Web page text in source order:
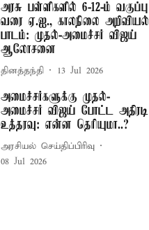
அரசு பள்ளிகளில் 6-12-ம் வகுப்பு
வரை ஏ.ஐ., காலநிலை அறிவியல்
பாடம்: முதல்-அமைச்சர் விஜய்
ஆலோசனை
தினத்தந்தி 13 Jul 2026
அமைச்சர்களுக்கு முதல்-
அமைச்சர் விஜய் போட்ட அதிரடி
உத்தரவு: என்ன தெரியுமா..?
அரசியல் செய்திப்பிரிவு
08 Jul 2026